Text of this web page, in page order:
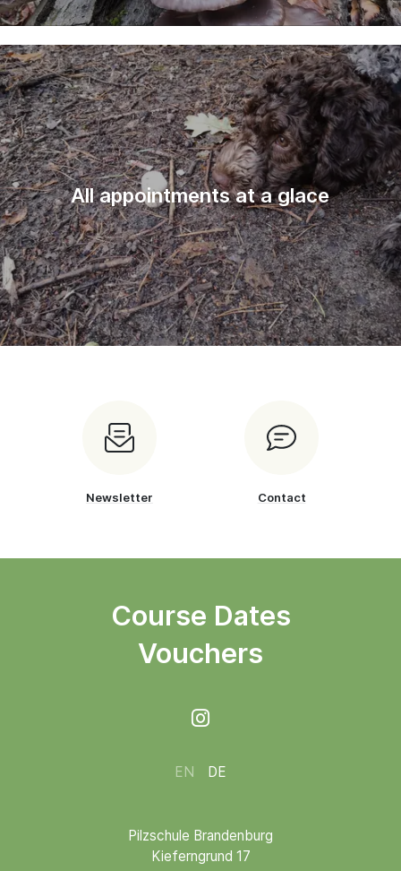
All appointments at a glace
Newsletter Contact
Course Dates
Vouchers

EN DE
Pilzschule Brandenburg
Kieferngrund 17